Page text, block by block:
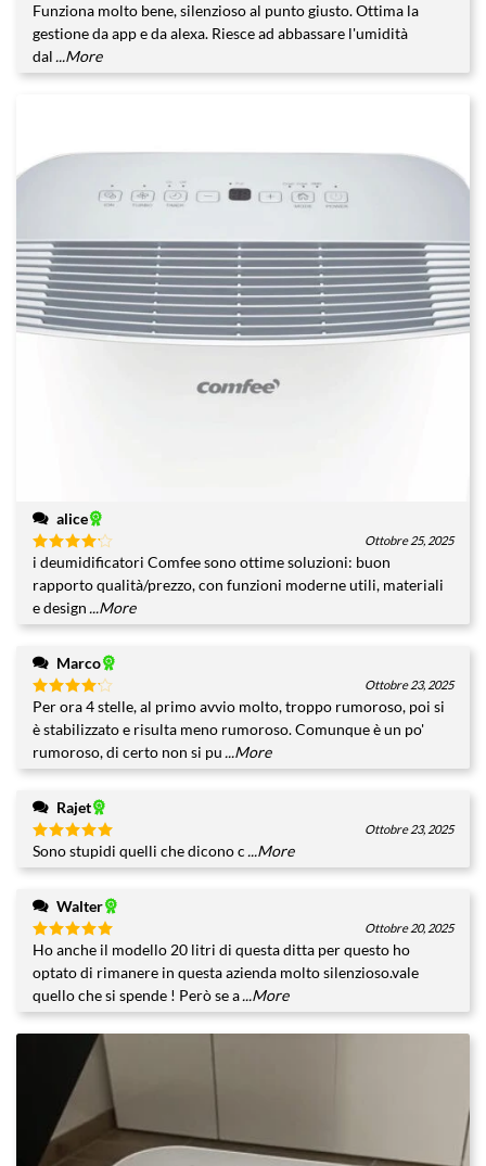
Valutato
su 5
Funziona molto bene, silenzioso al punto giusto. Ottima la
gestione da app e da alexa. Riesce ad abbassare l'umidità
dal ...More
alice
Valutato
su 5
Ottobre 25, 2025
i deumidificatori Comfee sono ottime soluzioni: buon
rapporto qualità/prezzo, con funzioni moderne utili, materiali
e design ...More
Marco
Valutato
4
su 5
Ottobre 23, 2025
Per ora 4 stelle, al primo avvio molto, troppo rumoroso, poi si
è stabilizzato e risulta meno rumoroso. Comunque è un po'
rumoroso, di certo non si pu ...More
Rajet
Valutato5
su 5
Ottobre 23, 2025
Sono stupidi quelli che dicono c ...More
Walter
Valutato 5
su 5
Ottobre 20, 2025
Ho anche il modello 20 litri di questa ditta per questo ho
optato di rimanere in questa azienda molto silenzioso.vale
quello che si spende ! Però se a...More